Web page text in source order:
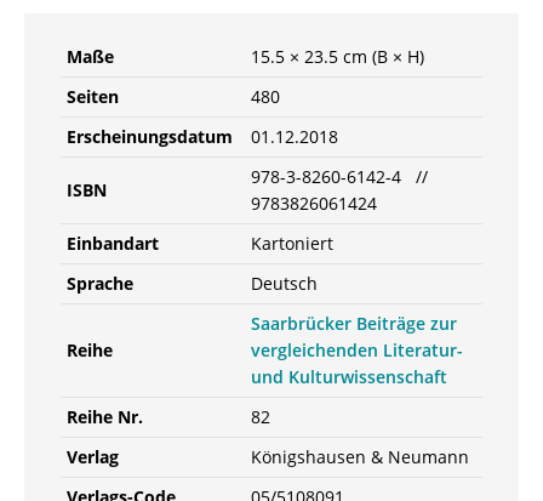
Maße
15.5 × 23.5 cm (B × H)
Seiten
480
Erscheinungsdatum
01.12.2018
ISBN
978-3-8260-6142-4 //
9783826061424
Einbandart
Kartoniert
Sprache
Deutsch
Reihe
Saarbrücker Beiträge zur
vergleichenden Literatur-
und Kulturwissenschaft
Reihe Nr.
82
Verlag
Königshausen & Neumann